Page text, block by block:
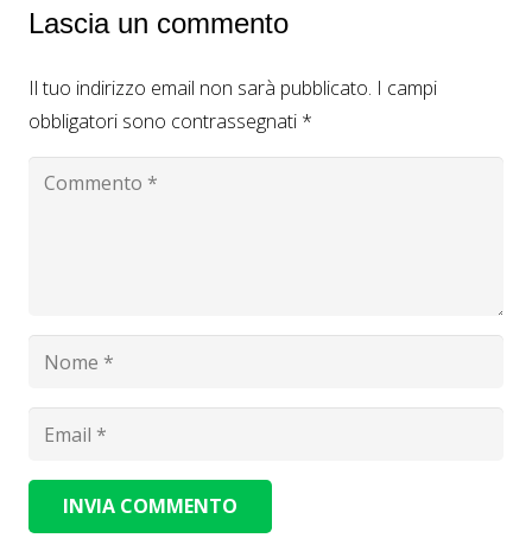
Lascia un commento
Il tuo indirizzo email non sarà pubblicato. I campi
obbligatori sono contrassegnati *
INVIA COMMENTO